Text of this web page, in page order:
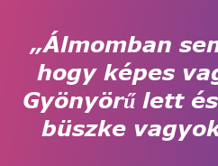
„Álmomban
hogy képes
Gyönyörű lett
büszke